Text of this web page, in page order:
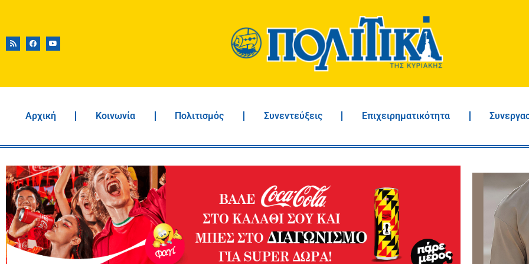
Αρχική Κοινωνία Πολιτισμός Συνεντεύξεις Επιχειρηματικότητα